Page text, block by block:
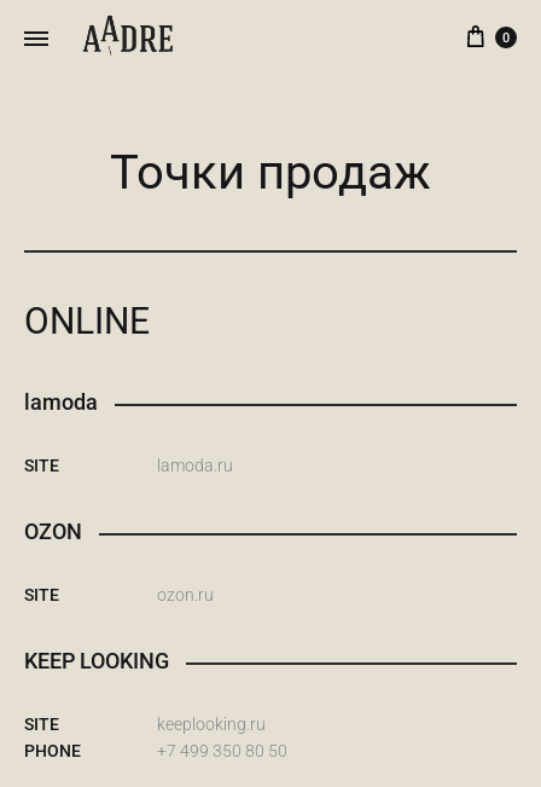
0
Точки продаж
ONLINE
lamoda
SITE lamoda.ru
OZON
SITE ozon.ru
KEEP LOOKING
SITE
keeplooking.ru
PHONE
+7 499 350 80 50